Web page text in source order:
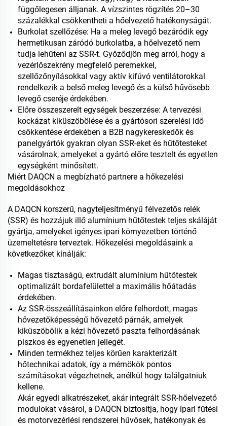
függőlegesen álljanak. A vízszintes rögzítés 20–30
százalékkal csökkentheti a hőelvezető hatékonyságát.
Burkolat szellőzése: Ha a meleg levegő bezáródik egy
hermetikusan záródó burkolatba, a hőelvezető nem
tudja lehűteni az SSR-t. Győződjön meg arról, hogy a
vezérlőszekrény megfelelő peremekkel,
szellőzőnyílásokkal vagy aktív kifúvó ventilátorokkal
rendelkezik a belső meleg levegő és a külső hűvösebb
levegő cseréje érdekében.
Előre összeszerelt egységek beszerzése: A tervezési
kockázat kiküszöbölése és a gyártósori szerelési idő
csökkentése érdekében a B2B nagykereskedők és
panelgyártók gyakran olyan SSR-eket és hűtőtesteket
vásárolnak, amelyeket a gyártó előre tesztelt és egyetlen
egységként minősített.
Miért DAQCN a megbízható partnere a hőkezelési
megoldásokhoz
A DAQCN korszerű, nagyteljesítményű félvezetős relék
(SSR) és hozzájuk illő alumínium hűtőtestek teljes skáláját
gyártja, amelyeket igényes ipari környezetben történő
üzemeltetésre terveztek. Hőkezelési megoldásaink a
következőket kínálják:
Magas tisztaságú, extrudált alumínium hűtőtestek
optimalizált bordafelülettel a maximális hőátadás
érdekében.
Az SSR-összeállításainkon előre felhordott, magas
hővezetőképességű hővezető párnák, amelyek
kiküszöbölik a kézi hővezető paszta felhordásának
piszkos és egyenetlen jellegét.
Minden termékhez teljes körűen karakterizált
hőtechnikai adatok, így a mérnökök pontos
számításokat végezhetnek, anélkül hogy találgatniuk
kellene.
Akár egyedi alkatrészeket, akár integrált SSR-hőelvezető
modulokat vásárol, a DAQCN biztosítja, hogy ipari fűtési
és motorvezérlési rendszerei hűvösek, hatékonyak és